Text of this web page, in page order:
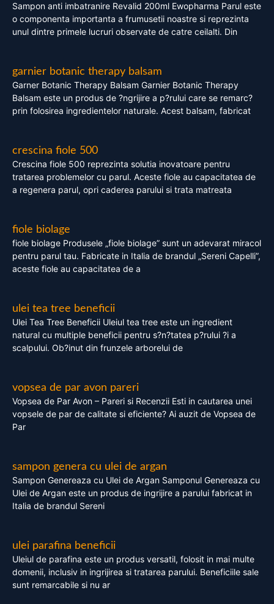
Sampon anti imbatranire Revalid 200ml Ewopharma Parul este
o componenta importanta a frumusetii noastre si reprezinta
unul dintre primele lucruri observate de catre ceilalti. Din
garnier botanic therapy balsam
Garner Botanic Therapy Balsam Garnier Botanic Therapy
Balsam este un produs de ?ngrijire a p?rului care se remarc?
prin folosirea ingredientelor naturale. Acest balsam, fabricat
crescina fiole 500
Crescina fiole 500 reprezinta solutia inovatoare pentru
tratarea problemelor cu parul. Aceste fiole au capacitatea de
a regenera parul, opri caderea parului si trata matreata
fiole biolage
fiole biolage Produsele „fiole biolage” sunt un adevarat miracol
pentru parul tau. Fabricate in Italia de brandul „Sereni Capelli”,
aceste fiole au capacitatea de a
ulei tea tree beneficii
Ulei Tea Tree Beneficii Uleiul tea tree este un ingredient
natural cu multiple beneficii pentru s?n?tatea p?rului ?i a
scalpului. Ob?inut din frunzele arborelui de
vopsea de par avon pareri
Vopsea de Par Avon – Pareri si Recenzii Esti in cautarea unei
vopsele de par de calitate si eficiente? Ai auzit de Vopsea de
Par
sampon genera cu ulei de argan
Sampon Genereaza cu Ulei de Argan Samponul Genereaza cu
Ulei de Argan este un produs de ingrijire a parului fabricat in
Italia de brandul Sereni
ulei parafina beneficii
Uleiul de parafina este un produs versatil, folosit in mai multe
domenii, inclusiv in ingrijirea si tratarea parului. Beneficiile sale
sunt remarcabile si nu ar